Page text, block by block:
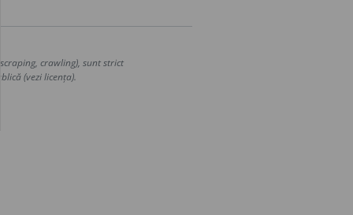
crawling), sunt strict
(vezi licența).